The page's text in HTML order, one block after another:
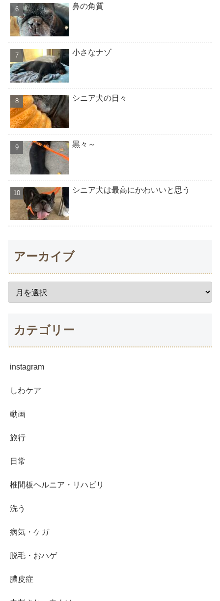
鼻の角質
小さなナゾ
シニア犬の日々
黒々～
シニア犬は最高にかわいいと思う
アーカイブ
カテゴリー
instagram
しわケア
動画
旅行
日常
椎間板ヘルニア・リハビリ
洗う
病気・ケガ
脱毛・おハゲ
膿皮症